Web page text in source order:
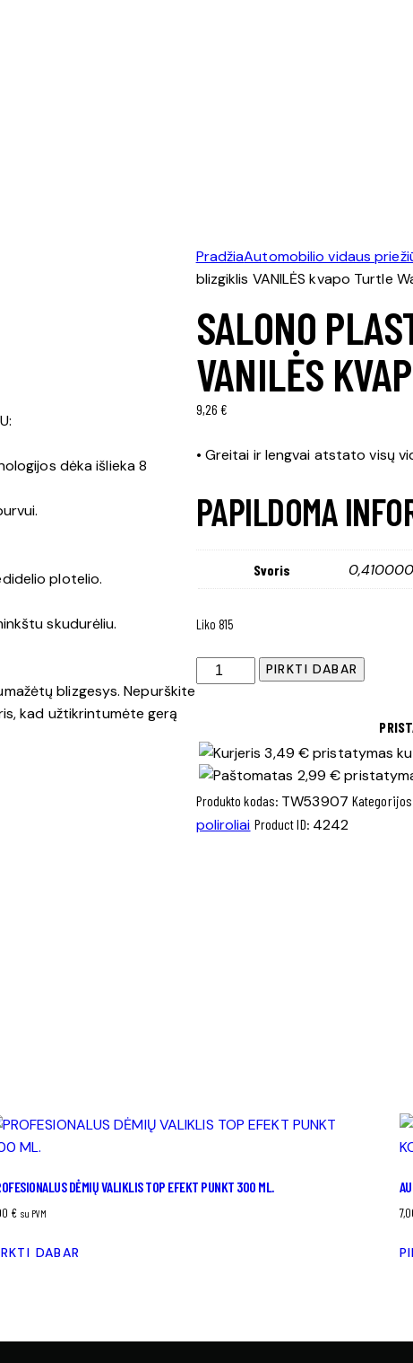
PradžiaAutomobilio vidaus
blizgiklis VANILĖS kvapo Turtle
SALONO
VANILĖS
9,26€
• Greitai ir lengvai atstato visų
PAPILDOMA
Svoris
Liko 815
produkto
kiekis:
blizgiklis
VANILĖS
kvapo
Turtle
PIRKTI DABAR
3,49 € pristatymas
2,99 €
Produkto kodas: TW53907
poliroliai Product ID: 4242
dėka išlieka 8
plotelio.
skudurėliu.
blizgesys. Nepurškite
kad užtikrintumėte gerą
DĖMIŲ VALIKLIS TOP EFEKT PUNKT 300 ML.
€ su PVM
DABAR